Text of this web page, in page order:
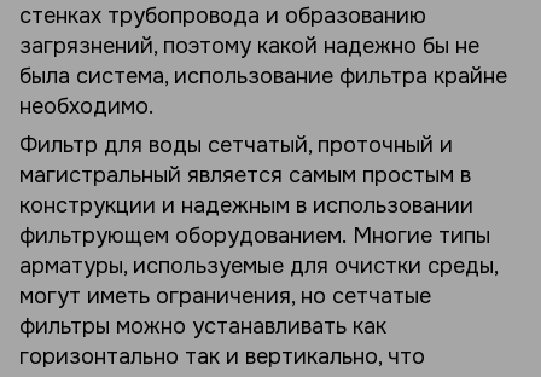
стенках трубопровода и образованию
загрязнений, поэтому какой надежно бы не
была система, использование фильтра крайне
необходимо.
Фильтр для воды сетчатый, проточный и
магистральный является самым простым в
конструкции и надежным в использовании
фильтрующем оборудованием. Многие типы
арматуры, используемые для очистки среды,
могут иметь ограничения, но сетчатые
фильтры можно устанавливать как
горизонтально так и вертикально, что